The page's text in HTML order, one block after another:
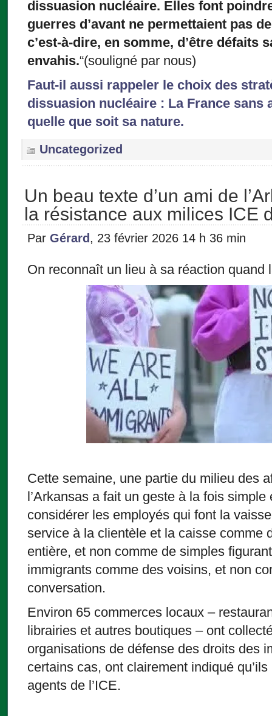
dissuasion nucléaire. Elles font
guerres d’avant ne permettaient pas
c’est-à-dire, en somme, d’être défaits
envahis.“(souligné par nous)
Faut-il aussi rappeler le choix des
dissuasion nucléaire : La France sans
quelle que soit sa nature.
Uncategorized
Un beau texte d’un ami de
la résistance aux milices ICE
Par Gérard, 23 février 2026 14 h 36 min
On reconnaît un lieu à sa réaction quand
Cette semaine, une partie du milieu des
l’Arkansas a fait un geste à la fois
considérer les employés qui font la
service à la clientèle et la caisse comme
entière, et non comme de simples
immigrants comme des voisins, et non
conversation.
Environ 65 commerces locaux –
librairies et autres boutiques – ont
organisations de défense des droits des
certains cas, ont clairement indiqué
agents de l’ICE.